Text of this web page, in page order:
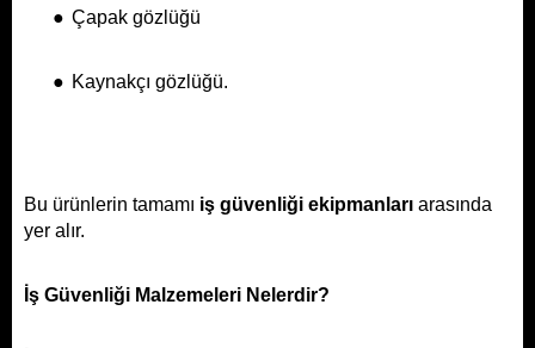
● Çapak gözlüğü
● Kaynakçı gözlüğü.
Bu ürünlerin tamamı iş güvenliği ekipmanları arasında
yer alır.
İş Güvenliği Malzemeleri Nelerdir?